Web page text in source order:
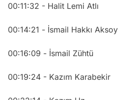
00:11:32 - Halit Lemi Atlı
00:14:21 - İsmail Hakkı Aksoy
00:16:09 - İsmail Zühtü
00:19:24 - Kazım Karabekir